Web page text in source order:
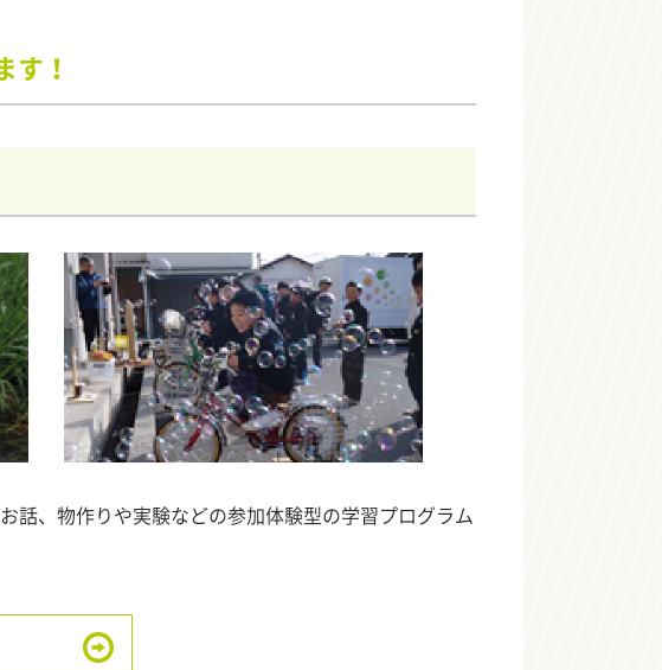
す！
話、物作りや実験などの参加体験型の学習プログラム